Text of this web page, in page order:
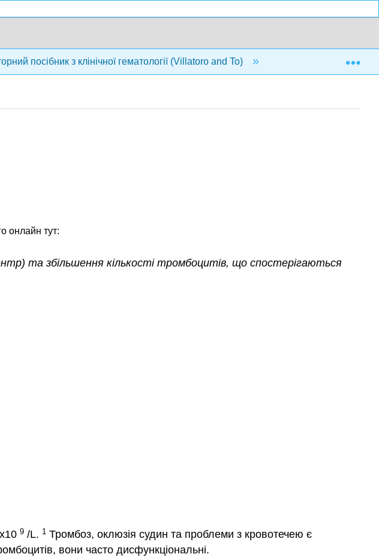
посібник з клінічної гематології (Villatoro and To) 14: Білі кров'яні
онлайн тут:
та збільшення кількості тромбоцитів, що спостерігаються
9 /L. 1 Тромбоз, оклюзія судин та проблеми з кровотечею є
вони часто дисфункціональні.